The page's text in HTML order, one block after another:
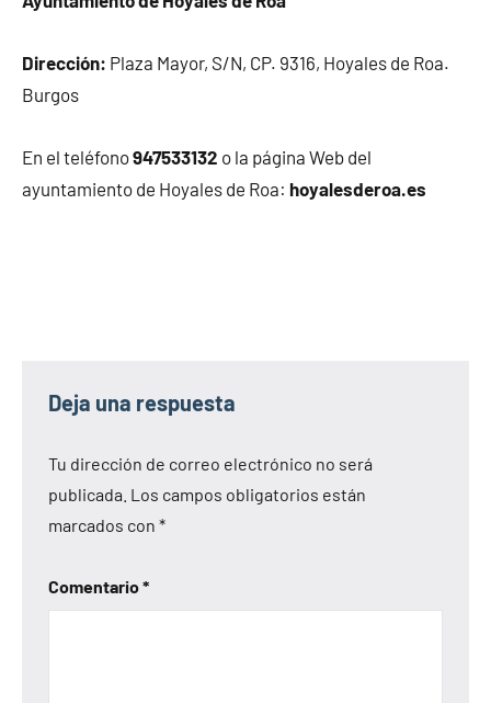
Dirección: Plaza Mayor, S/N, CP. 9316, Hoyales de Roa.
Burgos
En el teléfono947533132 o la página Web del
ayuntamiento de Hoyales de Roa: hoyalesderoa.es
Deja una respuesta
Tu dirección de correo electrónico no será
publicada. Los campos obligatorios están
marcados con *
Comentario*